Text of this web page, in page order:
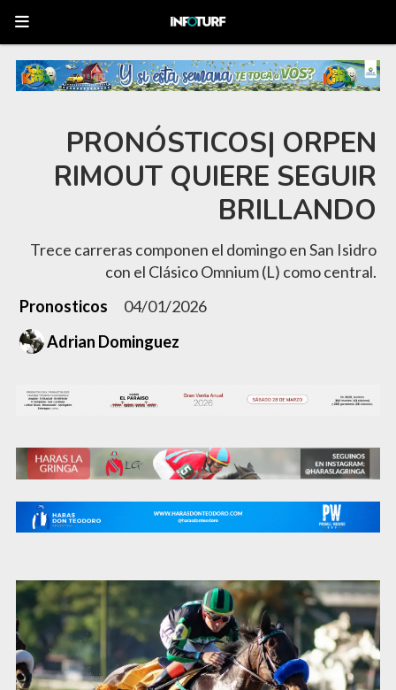
PRONÓSTICOS| ORPEN
RIMOUT QUIERE SEGUIR
BRILLANDO
Trece carreras componen el domingo en San Isidro
con el Clásico Omnium (L) como central.
Pronosticos
04/01/2026
Adrian Dominguez